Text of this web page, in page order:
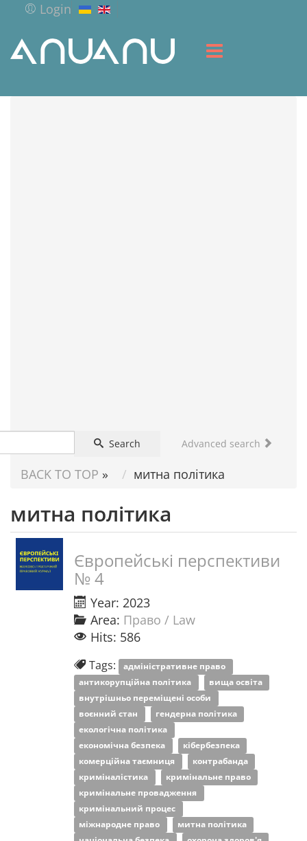
Login
Search Advanced search
BACK TO TOP » митна політика
митна політика
Європейські перспективи
№ 4
Year: 2023
Area: Право / Law
Hits: 586
Tags: адміністративне право
антикорупційна політика
вища освіта
внутрішньо переміщені особи
воєнний стан
гендерна політика
екологічна політика
економічна безпека
кібербезпека
комерційна таємниця
контрабанда
криміналістика
кримінальне право
кримінальне провадження
кримінальний процес
міжнародне право
митна політика